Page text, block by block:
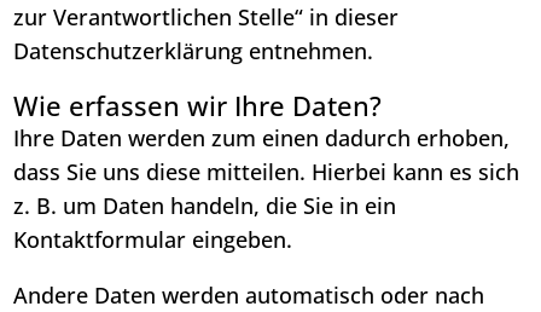
zur Verantwortlichen Stelle“ in dieser
Datenschutzerklärung entnehmen.
Wie erfassen wir Ihre Daten?
Ihre Daten werden zum einen dadurch erhoben,
dass Sie uns diese mitteilen. Hierbei kann es sich
z. B. um Daten handeln, die Sie in ein
Kontaktformular eingeben.
Andere Daten werden automatisch oder nach